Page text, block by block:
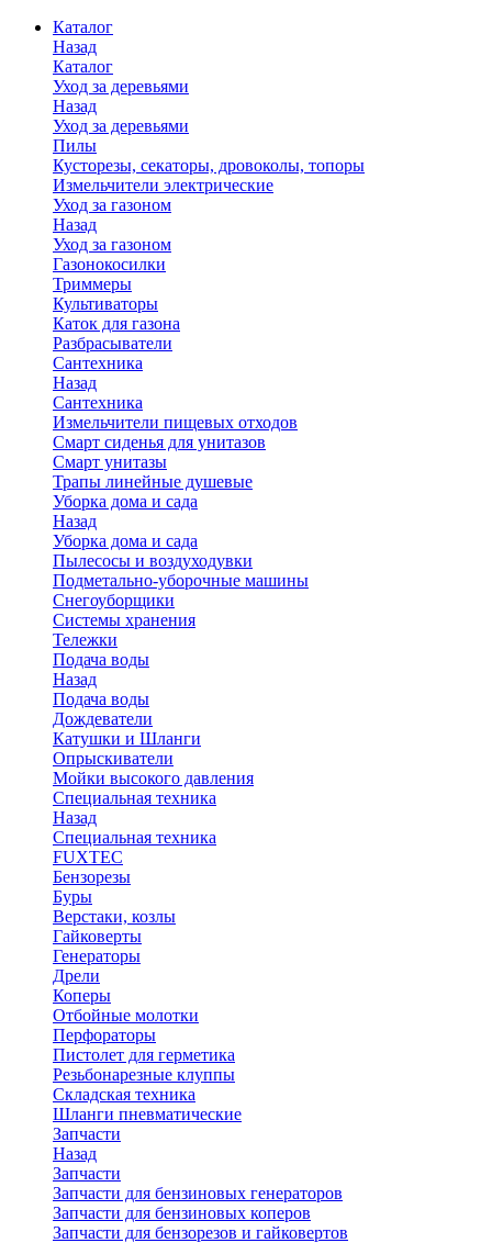
Каталог
Назад
Каталог
Уход за деревьями
Назад
Уход за деревьями
Пилы
Кусторезы, секаторы, дровоколы, топоры
Измельчители электрические
Уход за газоном
Назад
Уход за газоном
Газонокосилки
Триммеры
Культиваторы
Каток для газона
Разбрасыватели
Сантехника
Назад
Сантехника
Измельчители пищевых отходов
Смарт сиденья для унитазов
Смарт унитазы
Трапы линейные душевые
Уборка дома и сада
Назад
Уборка дома и сада
Пылесосы и воздуходувки
Подметально-уборочные машины
Снегоуборщики
Системы хранения
Тележки
Подача воды
Назад
Подача воды
Дождеватели
Катушки и Шланги
Опрыскиватели
Мойки высокого давления
Специальная техника
Назад
Специальная техника
FUXTEC
Бензорезы
Буры
Верстаки, козлы
Гайковерты
Генераторы
Дрели
Коперы
Отбойные молотки
Перфораторы
Пистолет для герметика
Резьбонарезные клуппы
Складская техника
Шланги пневматические
Запчасти
Назад
Запчасти
Запчасти для бензиновых генераторов
Запчасти для бензиновых коперов
Запчасти для бензорезов и гайковертов